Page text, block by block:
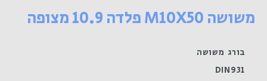
10.9
משושה M10X50 פלדה 10.9 מצופה
בורג משושה
DIN931